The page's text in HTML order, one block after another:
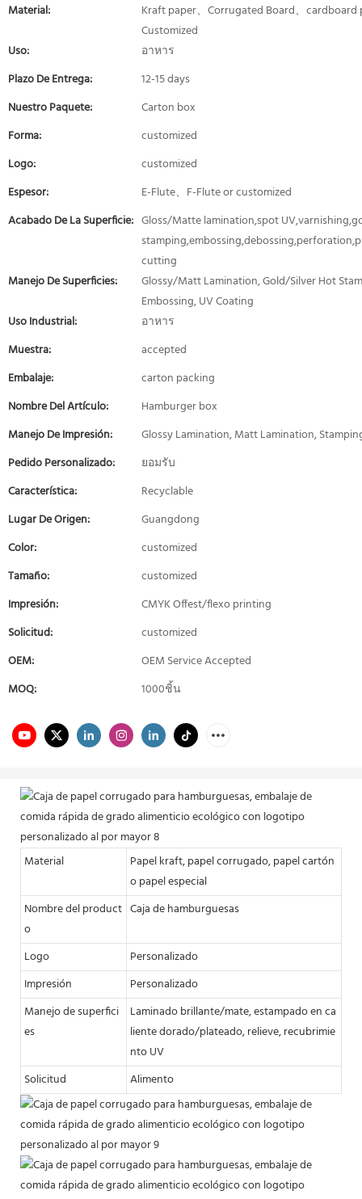
Material:
Kraft paper、Corrugated Board、cardboard
Customized
Uso:
อาหาร
Plazo De Entrega:
12-15 days
Nuestro Paquete:
Carton box
Forma:
customized
Logo:
customized
Espesor:
E-Flute、F-Flute or customized
Acabado De La Superficie: Gloss/Matte lamination,spot
cutting
Manejo De Superficies:
Glossy/Matt Lamination, Gold/Silver Hot
Embossing, UV Coating
Uso Industrial:
อาหาร
Muestra:
accepted
Embalaje:
carton packing
Nombre Del Artículo:
Hamburger box
Manejo De Impresión:
Glossy Lamination, Matt Lamination,
Pedido Personalizado:
ยอมรับ
Característica:
Recyclable
Lugar De Origen:
Guangdong
Color:
customized
Tamaño:
customized
Impresión:
CMYK Offest/flexo printing
Solicitud:
customized
OEM:
OEM Service Accepted
MOQ:
1000ชิ้น
Material
Papel kraft, papel corrugado, papel cartón
o papel especial
Nombre del product
o
Caja de hamburguesas
Logo
Personalizado
Impresión
Personalizado
Manejo de superfici
es
Laminado brillante/mate, estampado en ca
liente dorado/plateado, relieve, recubrimie
nto UV
Solicitud
Alimento